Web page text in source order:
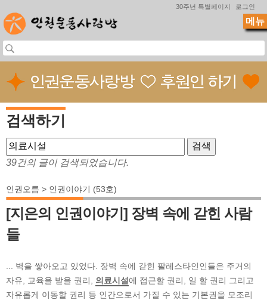
30주년 특별페이지 로그인
검색하기
39건의 글이 검색되었습니다.
인권오름 > 인권이야기 (53호)
[지은의 인권이야기] 장벽 속에 갇힌 사람
들
... 벽을 쌓아오고 있었다. 장벽 속에 갇힌 팔레스타인인들은 주거의
자유, 교육을 받을 권리, 의료시설 에 접근할 권리, 일 할 권리 그리고
자유롭게 이동할 권리 등 인간으로서 가질 수 있는 기본권을 모조리
메뉴